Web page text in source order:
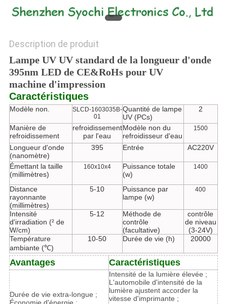
Description de produit
Lampe UV UV standard de la longueur d'onde
395nm LED de CE&RoHs pour UV
machine d'impression
Caractéristiques
Modèle non.
SLCD-1603035B-
01
Quantité de lampe
UV (PCs)
2
Manière de
refroidissement
refroidissement
par l'eau
Modèle non du
refroidisseur d'eau
1500
Longueur d'onde
(nanomètre)
395 Entrée AC220V
Émettant la taille
(millimètres)
160x10x4
Puissance totale
(w)
1400
Distance
rayonnante
(millimètres)
5-10
Puissance par
lampe (w)
400
Intensité
d'irradiation (² de
W/cm)
5-12
Méthode de
contrôle
(facultative)
contrôle
de niveau
(3-24V)
Température
ambiante (℃)
10-50 Durée de vie (h) 20000
Avantages Caractéristiques
Durée de vie extra-longue ;
Intensité de la lumière élevée ;
L'automobile d'intensité de la
lumière ajustent accorder la
vitesse d'imprimante ;